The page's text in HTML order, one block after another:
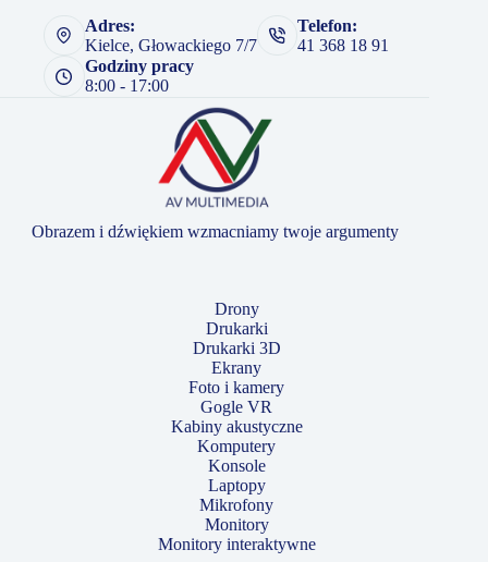
Adres:
Kielce, Głowackiego 7/7
Telefon:
41 368 18 91
Godziny pracy
8:00 - 17:00
Obrazem i dźwiękiem wzmacniamy twoje argumenty
Drony
Drukarki
Drukarki 3D
Ekrany
Foto i kamery
Gogle VR
Kabiny akustyczne
Komputery
Konsole
Laptopy
Mikrofony
Monitory
Monitory interaktywne